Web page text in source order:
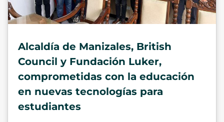
Alcaldía de Manizales, British
Council y Fundación Luker,
comprometidas con la educación
en nuevas tecnologías para
estudiantes